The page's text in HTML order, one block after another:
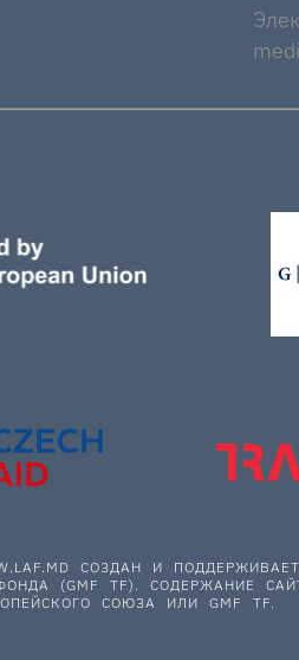
СОЗДАН И
(GMF TF). СОДЕРЖАНИЕ
СОЮЗА ИЛИ GMF TF.